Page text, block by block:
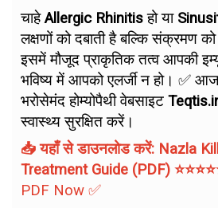
चाहेAllergic Rhinitisहो या
लक्षणों को दबाती है बल्कि संक्रमण
इसमें मौजूद प्राकृतिक तत्व आपकी
भविष्य में आपको एलर्जी न हो। ✅
भरोसेमंद होम्योपैथी वेबसाइट
स्वास्थ्य सुरक्षित करें।
📥 यहाँ से डाउनलोड करें: Nazla
Treatment Guide (PDF)
PDF Now ✅